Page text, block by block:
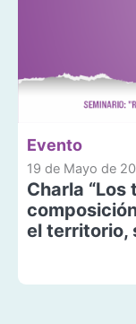
Evento
19 de Mayo de
Charla
el territorio,